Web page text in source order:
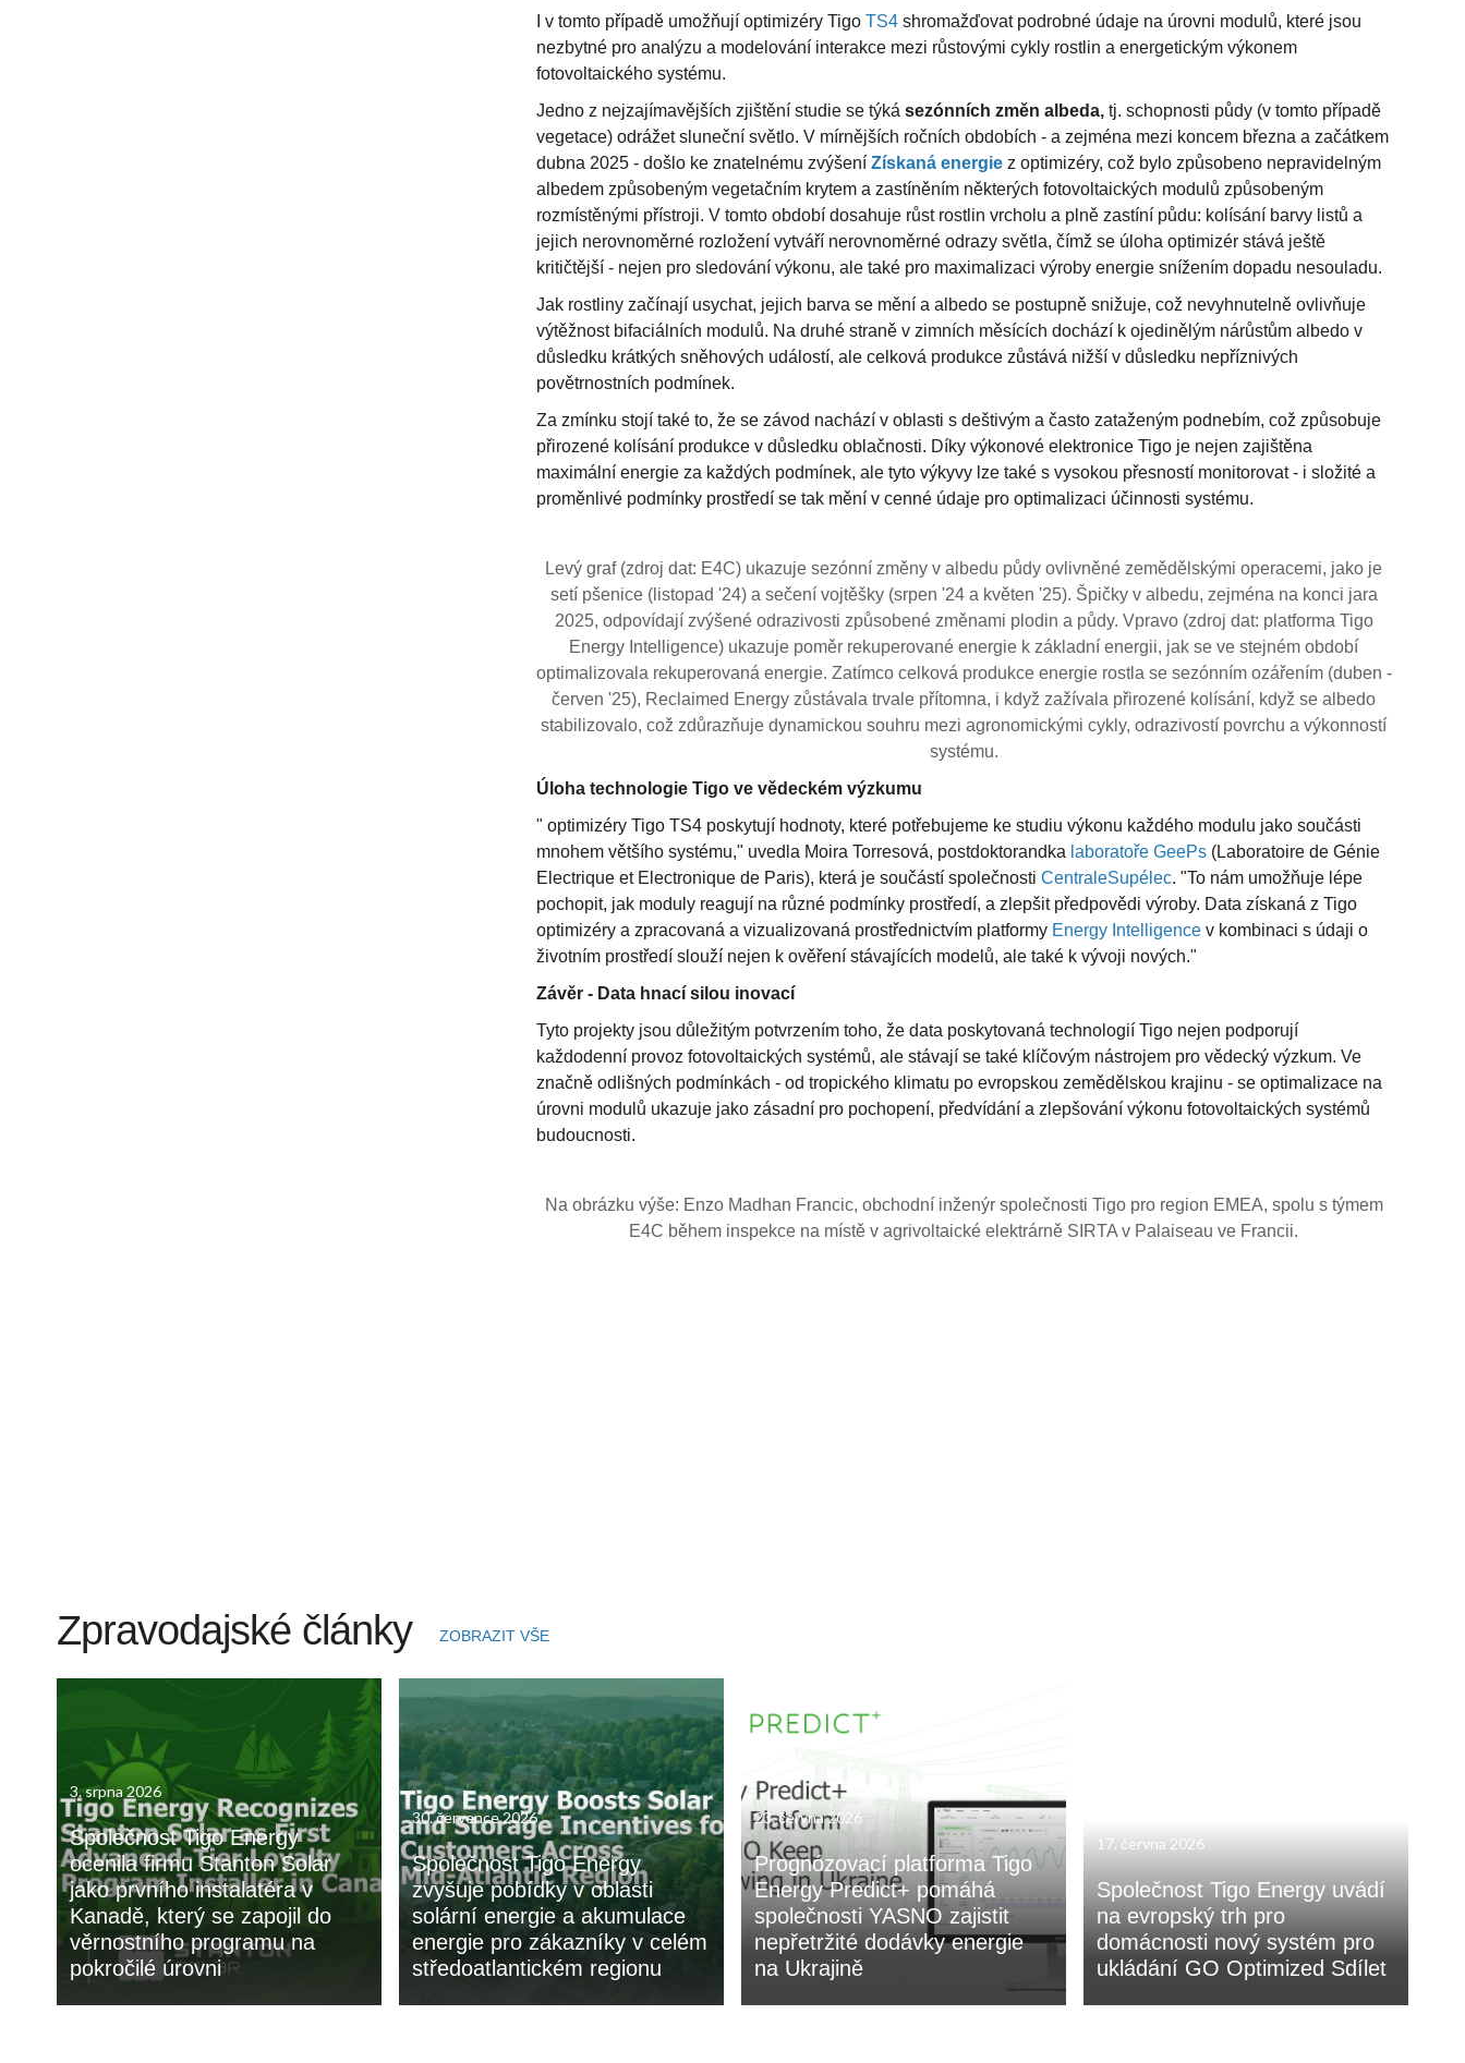
I v tomto případě umožňují optimizéry Tigo TS4shromažďovat podrobné údaje na úrovni modulů, které jsou
nezbytné pro analýzu a modelování interakce mezi růstovými cykly rostlin a energetickým výkonem
fotovoltaického systému.
Jedno z nejzajímavějších zjištění studie se týká sezónních změn albeda,tj. schopnosti půdy (v tomto případě
vegetace) odrážet sluneční světlo. V mírnějších ročních obdobích - a zejména mezi koncem března a začátkem
dubna 2025 - došlo ke znatelnému zvýšení Získaná energiez optimizéry, což bylo způsobeno nepravidelným
albedem způsobeným vegetačním krytem a zastíněním některých fotovoltaických modulů způsobeným
rozmístěnými přístroji. V tomto období dosahuje růst rostlin vrcholu a plně zastíní půdu: kolísání barvy listů a
jejich nerovnoměrné rozložení vytváří nerovnoměrné odrazy světla, čímž se úloha optimizér stává ještě
kritičtější - nejen pro sledování výkonu, ale také pro maximalizaci výroby energie snížením dopadu nesouladu.
Jak rostliny začínají usychat, jejich barva se mění a albedo se postupně snižuje, což nevyhnutelně ovlivňuje
výtěžnost bifaciálních modulů. Na druhé straně v zimních měsících dochází k ojedinělým nárůstům albedo v
důsledku krátkých sněhových událostí, ale celková produkce zůstává nižší v důsledku nepříznivých
povětrnostních podmínek.
Za zmínku stojí také to, že se závod nachází v oblasti s deštivým a často zataženým podnebím, což způsobuje
přirozené kolísání produkce v důsledku oblačnosti. Díky výkonové elektronice Tigo je nejen zajištěna
maximální energie za každých podmínek, ale tyto výkyvy lze také s vysokou přesností monitorovat - i složité a
proměnlivé podmínky prostředí se tak mění v cenné údaje pro optimalizaci účinnosti systému.
Levý graf (zdroj dat: E4C) ukazuje sezónní změny v albedu půdy ovlivněné zemědělskými operacemi, jako je
setí pšenice (listopad '24) a sečení vojtěšky (srpen '24 a květen '25). Špičky v albedu, zejména na konci jara
2025, odpovídají zvýšené odrazivosti způsobené změnami plodin a půdy. Vpravo (zdroj dat: platforma Tigo
Energy Intelligence) ukazuje poměr rekuperované energie k základní energii, jak se ve stejném období
optimalizovala rekuperovaná energie. Zatímco celková produkce energie rostla se sezónním ozářením (duben -
červen '25), Reclaimed Energy zůstávala trvale přítomna, i když zažívala přirozené kolísání, když se albedo
stabilizovalo, což zdůrazňuje dynamickou souhru mezi agronomickými cykly, odrazivostí povrchu a výkonností
systému.
Úloha technologie Tigo ve vědeckém výzkumu
" optimizéry Tigo TS4 poskytují hodnoty, které potřebujeme ke studiu výkonu každého modulu jako součásti
mnohem většího systému," uvedla Moira Torresová, postdoktorandka laboratoře GeePs(Laboratoire de Génie
Electrique et Electronique de Paris), která je součástí společnosti CentraleSupélec. "To nám umožňuje lépe
pochopit, jak moduly reagují na různé podmínky prostředí, a zlepšit předpovědi výroby. Data získaná z Tigo
optimizéry a zpracovaná a vizualizovaná prostřednictvím platformy Energy Intelligencev kombinaci s údaji o
životním prostředí slouží nejen k ověření stávajících modelů, ale také k vývoji nových."
Závěr - Data hnací silou inovací
Tyto projekty jsou důležitým potvrzením toho, že data poskytovaná technologií Tigo nejen podporují
každodenní provoz fotovoltaických systémů, ale stávají se také klíčovým nástrojem pro vědecký výzkum. Ve
značně odlišných podmínkách - od tropického klimatu po evropskou zemědělskou krajinu - se optimalizace na
úrovni modulů ukazuje jako zásadní pro pochopení, předvídání a zlepšování výkonu fotovoltaických systémů
budoucnosti.
Na obrázku výše: Enzo Madhan Francic, obchodní inženýr společnosti Tigo pro region EMEA, spolu s týmem
E4C během inspekce na místě v agrivoltaické elektrárně SIRTA v Palaiseau ve Francii.
Zpravodajské články ZOBRAZIT VŠE
3. srpna 2026
Společnost Tigo Energy
ocenila firmu Stanton Solar
jako prvního instalatéra v
Kanadě, který se zapojil do
věrnostního programu na
pokročilé úrovni
30. července 2026
Společnost Tigo Energy
zvyšuje pobídky v oblasti
solární energie a akumulace
energie pro zákazníky v celém
středoatlantickém regionu
23. června 2026
Prognózovací platforma Tigo
Energy Predict+ pomáhá
společnosti YASNO zajistit
nepřetržité dodávky energie
na Ukrajině
17. června 2026
Společnost Tigo Energy uvádí
na evropský trh pro
domácnosti nový systém pro
ukládání GO Optimized Sdílet